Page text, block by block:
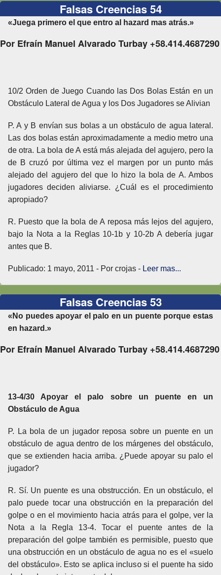
Falsas Creencias 54
«Juega primero el que entro al hazard mas atrás.»
Por Efraín Manuel Alvarado Turbay +58.414.4687290
10/2 Orden de Juego Cuando las Dos Bolas Están en un
Obstáculo Lateral de Agua y los Dos Jugadores se Alivian
P. A y B envían sus bolas a un obstáculo de agua lateral.
Las dos bolas están aproximadamente a medio metro una
de otra. La bola de A está más alejada del agujero, pero la
de B cruzó por última vez el margen por un punto más
alejado del agujero del que lo hizo la bola de A. Ambos
jugadores deciden aliviarse. ¿Cuál es el procedimiento
apropiado?
R. Puesto que la bola de A reposa más lejos del agujero,
bajo la Nota a la Reglas 10-1b y 10-2b A debería jugar
antes que B.
Publicado: 1 mayo, 2011 - Por crojas - Leer mas...
Falsas Creencias 53
«No puedes apoyar el palo en un puente porque estas
en hazard.»
Por Efraín Manuel Alvarado Turbay +58.414.4687290
13-4/30 Apoyar el palo sobre un puente en un
Obstáculo de Agua
P. La bola de un jugador reposa sobre un puente en un
obstáculo de agua dentro de los márgenes del obstáculo,
que se extienden hacia arriba. ¿Puede apoyar su palo el
jugador?
R. Sí. Un puente es una obstrucción. En un obstáculo, el
palo puede tocar una obstrucción en la preparación del
golpe o en el movimiento hacia atrás para el golpe, ver la
Nota a la Regla 13-4. Tocar el puente antes de la
preparación del golpe también es permisible, puesto que
una obstrucción en un obstáculo de agua no es el «suelo
del obstáculo». Esto se aplica incluso si el puente ha sido